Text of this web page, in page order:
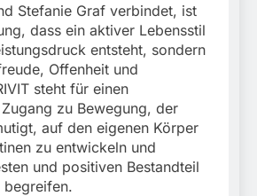
Stefanie Graf verbindet, ist
dass ein aktiver Lebensstil
entsteht, sondern
Offenheit und
steht für einen
zu Bewegung, der
auf den eigenen Körper
zu entwickeln und
und positiven Bestandteil
begreifen.